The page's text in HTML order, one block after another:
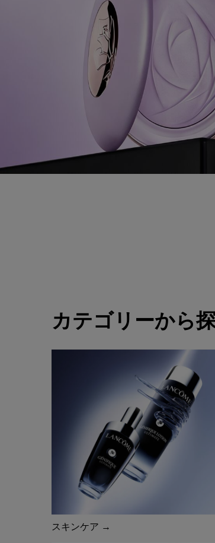
カテゴリーから
スキンケア →